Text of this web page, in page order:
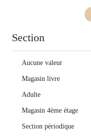
Section
Aucune valeur
Magasin livre
Adulte
Magasin 4ème étage
Section périodique